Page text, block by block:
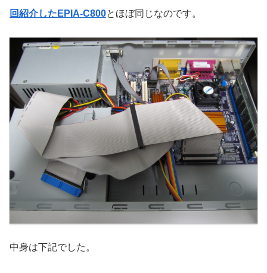
回紹介したEPIA-C800とほぼ同じなのです。
中身は下記でした。